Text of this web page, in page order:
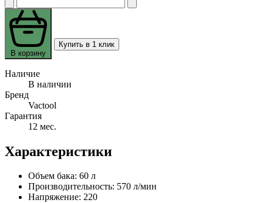
В корзину
Купить в 1 клик
Наличие
В наличии
Бренд
Vactool
Гарантия
12 мес.
Характеристики
Объем бака: 60 л
Производительность: 570 л/мин
Напряжение: 220